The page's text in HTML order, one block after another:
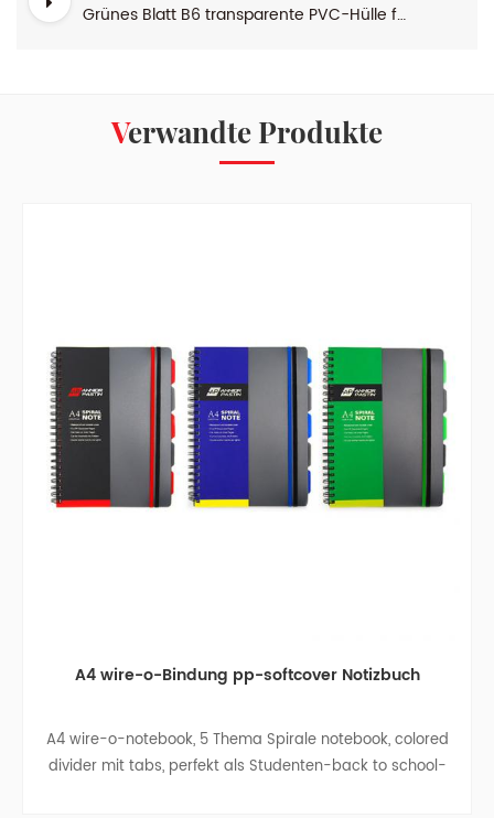
Grünes Blatt B6 transparente PVC-Hülle für Notizbücher
Verwandte Produkte
A4 wire-o-Bindung pp-softcover Notizbuch
A4 wire-o-notebook, 5 Thema Spirale notebook, colored
divider mit tabs, perfekt als Studenten-back to school-